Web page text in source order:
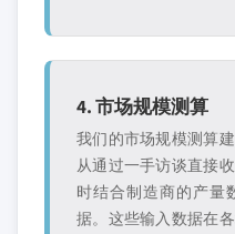
4. 市场规模测算
我们的市场规模测算
从通过一手访谈直接
时结合制造商的产量
据。这些输入数据在